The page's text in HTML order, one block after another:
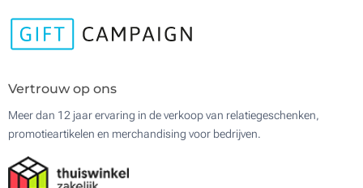
Vertrouw op ons
Meer dan 12 jaar ervaring in de verkoop van relatiegeschenken,
promotieartikelen en merchandising voor bedrijven.